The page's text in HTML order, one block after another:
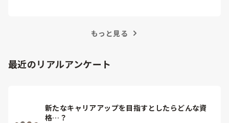
もっと見る
最近のリアルアンケート
新たなキャリアアップを目指すとしたらどんな資
格…？